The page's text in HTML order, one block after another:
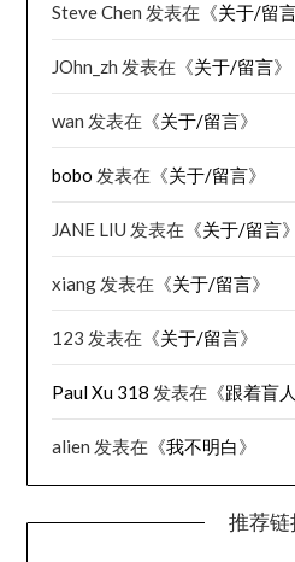
Steve Chen 发表在《关于/留
JOhn_zh 发表在《关于/留言》
wan 发表在《关于/留言》
bobo 发表在《关于/留言》
JANE LIU 发表在《关于/留言》
xiang 发表在《关于/留言》
123 发表在《关于/留言》
Paul Xu 318 发表在《跟着盲
alien 发表在《我不明白》
推荐链